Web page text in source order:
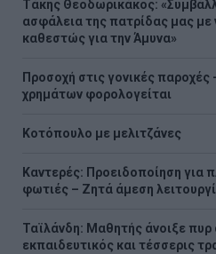
Τάκης Θεοδωρικάκος:
ασφάλεια της πατρίδας μας με
καθεστώς για την Άμυνα»
Προσοχή στις γονικές
χρημάτων φορολογείται
Κοτόπουλο με μελιτζάνες
Καντερές: Προειδοποίηση για
φωτιές – Ζητά άμεση
Ταϊλάνδη: Μαθητής άνοιξε πυρ
εκπαιδευτικός και τέσσερις